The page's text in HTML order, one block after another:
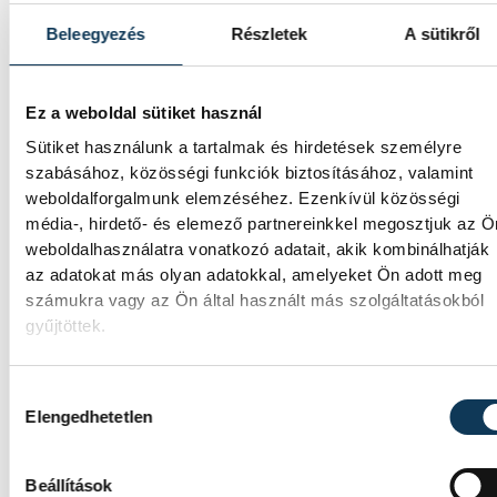
Beleegyezés Részletek A sütikről
Ez a weboldal sütiket használ
Sütiket használunk a tartalmak és hirdetések személyre
szabásához, közösségi funkciók biztosításához, valamint
weboldalforgalmunk elemzéséhez. Ezenkívül közösségi
média-, hirdető- és elemező partnereinkkel megosztjuk az
weboldalhasználatra vonatkozó adatait, akik kombinálhatják
az adatokat más olyan adatokkal, amelyeket Ön adott meg
számukra vagy az Ön által használt más szolgáltatásokból
gyűjtöttek.
Elengedhetetlen
Beállítások
hely nyert...
Meglepték az elemzőket a
júliusi inflációs adatok
Hatalmas meglepetésként értékelték az
elemzők a júliusi, 1,2 százalékos inflációs
adatot.
Sorra kerülnek elő
világháborús leletek az
alacsony Dunából
A folyó rekordalacsony vízállása miatt egy
csaknem komplett, II. világháborús német